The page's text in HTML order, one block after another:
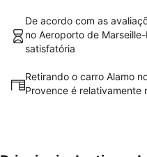
De acordo com as
no Aeroporto de
satisfatória
Retirando o carro Alamo
Provence é relativamente